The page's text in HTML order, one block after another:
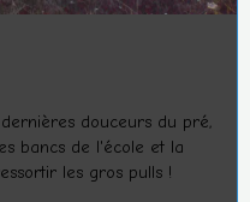
douceurs du pré,
bancs de l'école et la
les gros pulls !